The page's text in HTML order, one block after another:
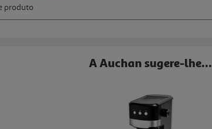
A Auchan sugere-lhe...